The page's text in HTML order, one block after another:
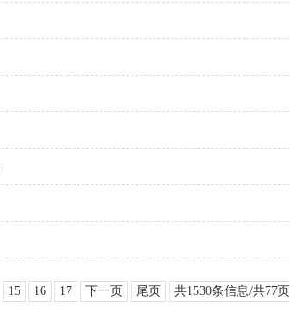
15 16 17 下一页 尾页 共1530条信息/共77页